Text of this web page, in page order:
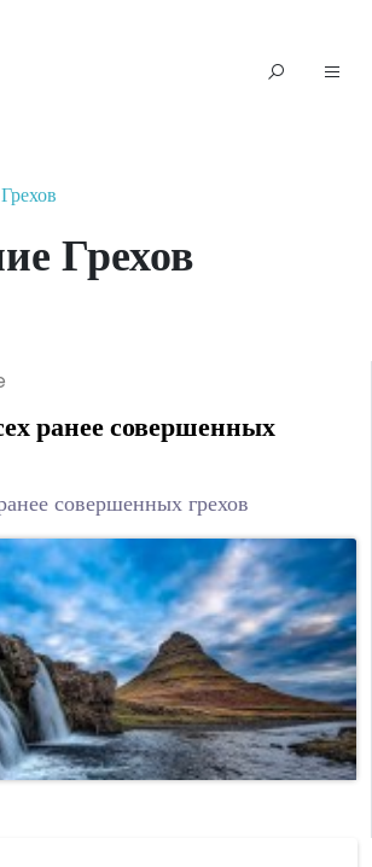
Грехов
ранее совершенных
совершенных грехов